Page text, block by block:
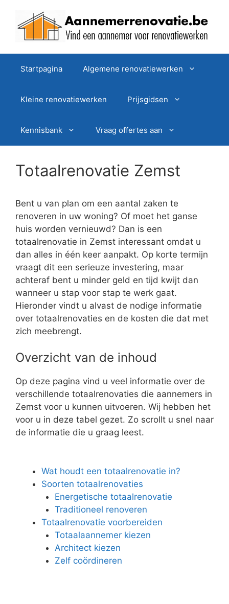
Startpagina Algemene renovatiewerken
Kleine renovatiewerken Prijsgidsen
Kennisbank Vraag offertes aan
Totaalrenovatie Zemst
Bent u van plan om een aantal zaken te
renoveren in uw woning? Of moet het ganse
huis worden vernieuwd? Dan is een
totaalrenovatie in Zemst interessant omdat u
dan alles in één keer aanpakt. Op korte termijn
vraagt dit een serieuze investering, maar
achteraf bent u minder geld en tijd kwijt dan
wanneer u stap voor stap te werk gaat.
Hieronder vindt u alvast de nodige informatie
over totaalrenovaties en de kosten die dat met
zich meebrengt.
Overzicht van de inhoud
Op deze pagina vind u veel informatie over de
verschillende totaalrenovaties die aannemers in
Zemst voor u kunnen uitvoeren. Wij hebben het
voor u in deze tabel gezet. Zo scrollt u snel naar
de informatie die u graag leest.
Wat houdt een totaalrenovatie in?
Soorten totaalrenovaties
Energetische totaalrenovatie
Traditioneel renoveren
Totaalrenovatie voorbereiden
Totaalaannemer kiezen
Architect kiezen
Zelf coördineren